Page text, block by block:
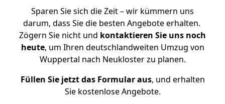
Sparen Sie sich die Zeit – wir kümmern uns
darum, dass Sie die besten Angebote erhalten.
Zögern Sie nicht und kontaktieren Sie uns noch
heute, um Ihren deutschlandweiten Umzug von
Wuppertal nach Neukloster zu planen.
Füllen Sie jetzt das Formular aus, und erhalten
Sie kostenlose Angebote.